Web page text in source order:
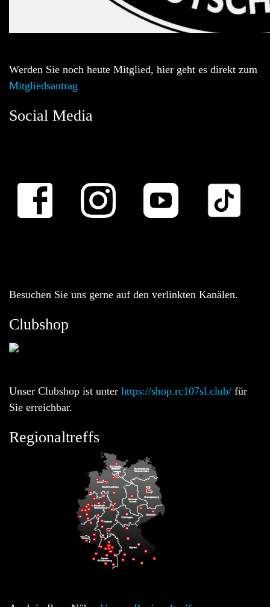
Werden Sie noch heute Mitglied, hier geht es direkt zum
Mitgliedsantrag
Social Media
Besuchen Sie uns gerne auf den verlinkten Kanälen.
Clubshop
Unser Clubshop ist unter https://shop.rc107sl.club/ für
Sie erreichbar.
Regionaltreffs